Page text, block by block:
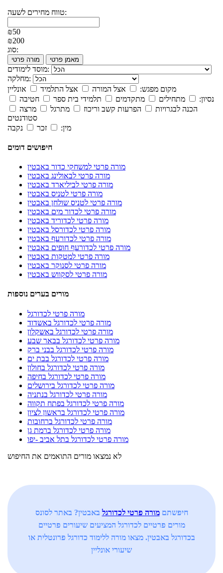
טווח מחירים לשעה:
₪50
₪200
סוג:
מורה פרטי מאמן פרטי
מוסד לימודים:
מחלקה:
מקום מפגש:
אצל המורה אצל התלמיד
אונליין
נסיון:
מתחילים מתקדמים תלמידי בית ספר
חטיבה
הכנה לבגרויות
הפרעות קשב וריכוז מתרגל
מרצה
סטודנטים
מין:
זכר נקבה
חיפושים דומים
מורה פרטי למשחקי כדור באבטין
מורה פרטי לבאולינג באבטין
מורה פרטי לביליארד באבטין
מורה פרטי לטניס באבטין
מורה פרטי לטניס שולחן באבטין
מורה פרטי לכדור מים באבטין
מורה פרטי לכדוריד באבטין
מורה פרטי לכדורסל באבטין
מורה פרטי לכדורעף באבטין
מורה פרטי לכדורעף חופים באבטין
מורה פרטי למטקות באבטין
מורה פרטי לסנוקר באבטין
מורה פרטי לסקווש באבטין
מורים בערים נוספות
מורה פרטי לכדורגל
מורה פרטי לכדורגל באשדוד
מורה פרטי לכדורגל באשקלון
מורה פרטי לכדורגל בבאר שבע
מורה פרטי לכדורגל בבני ברק
מורה פרטי לכדורגל בבת ים
מורה פרטי לכדורגל בחולון
מורה פרטי לכדורגל בחיפה
מורה פרטי לכדורגל בירושלים
מורה פרטי לכדורגל בנתניה
מורה פרטי לכדורגל בפתח תקווה
מורה פרטי לכדורגל בראשון לציון
מורה פרטי לכדורגל ברחובות
מורה פרטי לכדורגל ברמת גן
מורה פרטי לכדורגל בתל אביב -יפו
לא נמצאו מורים התואמים את החיפוש
חיפשתםמורה פרטי לכדורגל באבטין? באתר לסונס
מורים פרטיים לכדורגל המציעים שיעורים פרטיים
בכדורגל באבטין. מצאו מורה ללימוד כדורגל פרונטלית או
שיעורי אונליין